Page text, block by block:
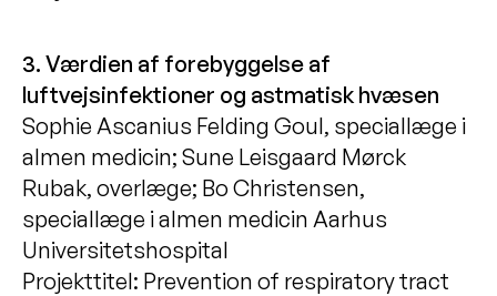
3. Værdien af forebyggelse af
luftvejsinfektioner og astmatisk hvæsen
Sophie Ascanius Felding Goul, speciallæge i
almen medicin; Sune Leisgaard Mørck
Rubak, overlæge; Bo Christensen,
speciallæge i almen medicin Aarhus
Universitetshospital
Projekttitel: Prevention of respiratory tract